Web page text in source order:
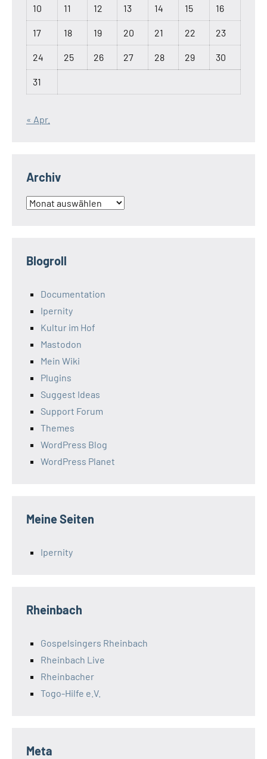
10 11 12 13 14 15 16
17 18 19 20 21 22 23
24 25 26 27 28 29 30
31
« Apr.
Archiv
Archiv
Blogroll
Documentation
Ipernity
Kultur im Hof
Mastodon
Mein Wiki
Plugins
Suggest Ideas
Support Forum
Themes
WordPress Blog
WordPress Planet
Meine Seiten
Ipernity
Rheinbach
Gospelsingers Rheinbach
Rheinbach Live
Rheinbacher
Togo-Hilfe e.V.
Meta